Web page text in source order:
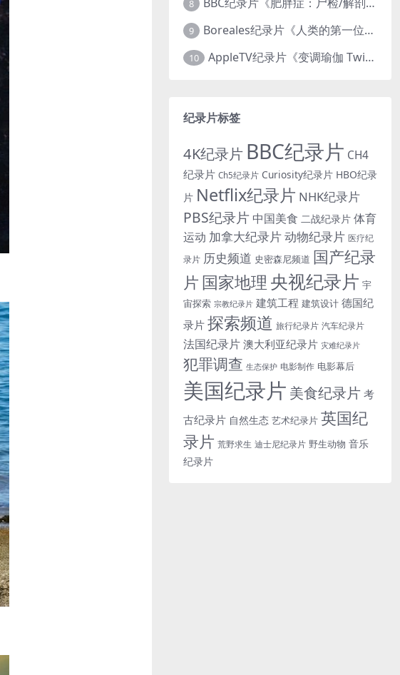
8
9 Boreales纪录片《人类的第一位动物朋友：人类和狗的神奇故事 Man’s First Friend 2018》英语中英双字 1080P/MP4/1.8G 狗的神奇故事
10 AppleTV纪录片《变调瑜伽 Twisted Yoga 2026》全3集 英语中英双字 无水印纯净版 1080P/MKV/10G 瑜伽大师背后的真相
纪录片标签
4K纪录片 BBC纪录片 CH4
纪录片 Ch5纪录片 Curiosity纪录片 HBO纪录
片 Netflix纪录片 NHK纪录片
PBS纪录片 中国美食 二战纪录片 体育
运动 加拿大纪录片动物纪录片 医疗纪
录片 历史频道 史密森尼频道 国产纪录
片 国家地理 央视纪录片 宇
宙探索 宗教纪录片 建筑工程 建筑设计 德国纪
录片 探索频道 旅行纪录片 汽车纪录片
法国纪录片 澳大利亚纪录片 灾难纪录片
犯罪调查 生态保护 电影制作 电影幕后
美国纪录片 美食纪录片考
古纪录片 自然生态 艺术纪录片 英国纪
录片 荒野求生 迪士尼纪录片 野生动物 音乐
纪录片